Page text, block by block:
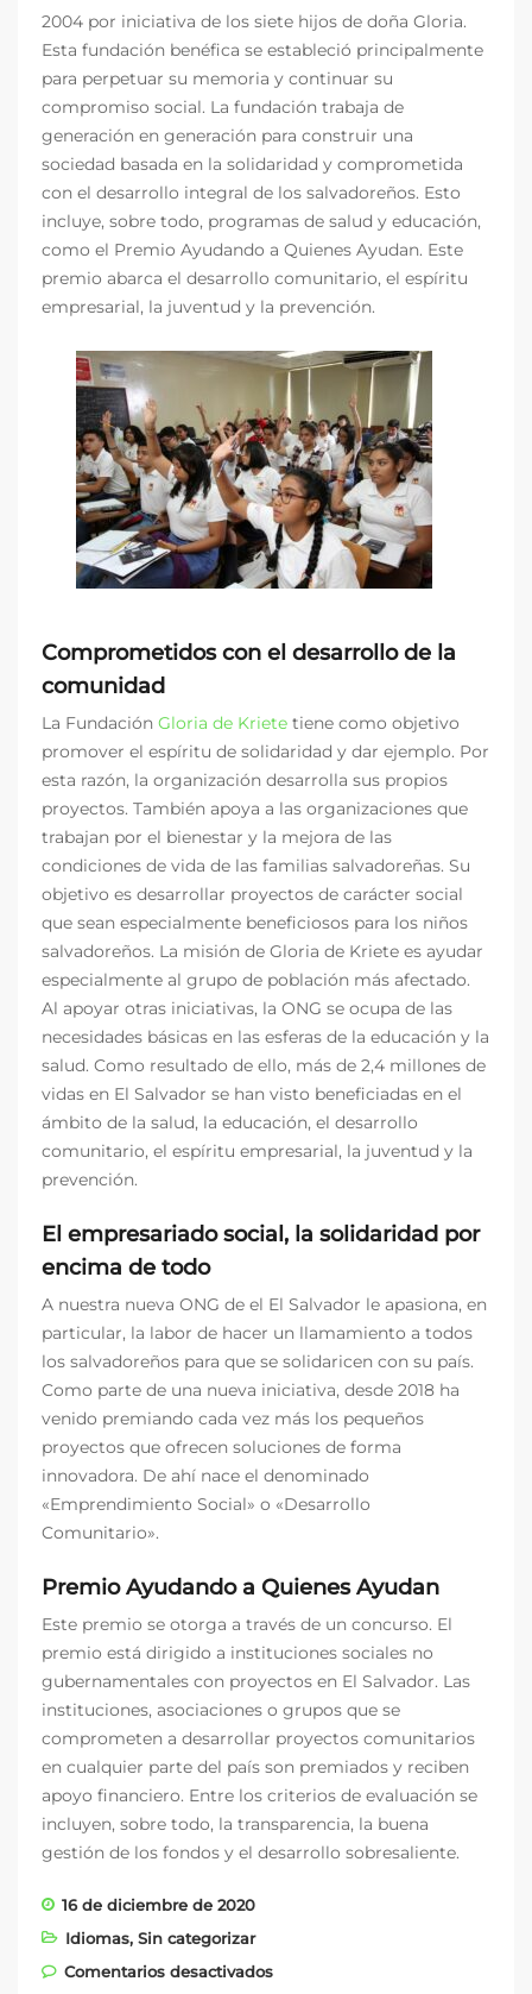
2004 por iniciativa de los siete hijos de doña Gloria.
Esta fundación benéfica se estableció principalmente
para perpetuar su memoria y continuar su
compromiso social. La fundación trabaja de
generación en generación para construir una
sociedad basada en la solidaridad y comprometida
con el desarrollo integral de los salvadoreños. Esto
incluye, sobre todo, programas de salud y educación,
como el Premio Ayudando a Quienes Ayudan. Este
premio abarca el desarrollo comunitario, el espíritu
empresarial, la juventud y la prevención.
Comprometidos con el desarrollo de la
comunidad
La Fundación Gloria de Kriete tiene como objetivo
promover el espíritu de solidaridad y dar ejemplo. Por
esta razón, la organización desarrolla sus propios
proyectos. También apoya a las organizaciones que
trabajan por el bienestar y la mejora de las
condiciones de vida de las familias salvadoreñas. Su
objetivo es desarrollar proyectos de carácter social
que sean especialmente beneficiosos para los niños
salvadoreños. La misión de Gloria de Kriete es ayudar
especialmente al grupo de población más afectado.
Al apoyar otras iniciativas, la ONG se ocupa de las
necesidades básicas en las esferas de la educación y la
salud. Como resultado de ello, más de 2,4 millones de
vidas en El Salvador se han visto beneficiadas en el
ámbito de la salud, la educación, el desarrollo
comunitario, el espíritu empresarial, la juventud y la
prevención.
El empresariado social, la solidaridad por
encima de todo
A nuestra nueva ONG de el El Salvador le apasiona, en
particular, la labor de hacer un llamamiento a todos
los salvadoreños para que se solidaricen con su país.
Como parte de una nueva iniciativa, desde 2018 ha
venido premiando cada vez más los pequeños
proyectos que ofrecen soluciones de forma
innovadora. De ahí nace el denominado
«Emprendimiento Social» o «Desarrollo
Comunitario».
Premio Ayudando a Quienes Ayudan
Este premio se otorga a través de un concurso. El
premio está dirigido a instituciones sociales no
gubernamentales con proyectos en El Salvador. Las
instituciones, asociaciones o grupos que se
comprometen a desarrollar proyectos comunitarios
en cualquier parte del país son premiados y reciben
apoyo financiero. Entre los criterios de evaluación se
incluyen, sobre todo, la transparencia, la buena
gestión de los fondos y el desarrollo sobresaliente.
16 de diciembre de 2020
Idiomas, Sin categorizar
Comentarios desactivadosen Nuestra nueva ONG de El